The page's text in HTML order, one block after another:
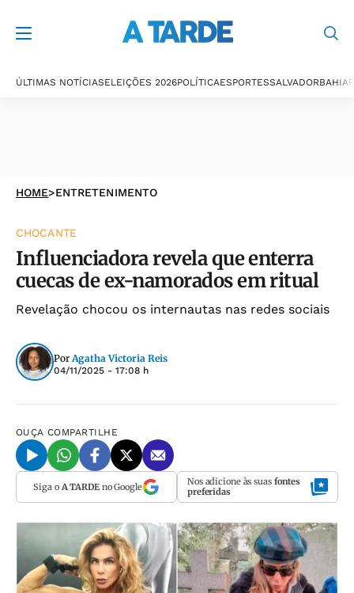
ÚLTIMAS NOTÍCIASELEIÇÕES 2026POLÍTICAESPORTESSALVADORBAHIA
HOME>ENTRETENIMENTO
CHOCANTE
Influenciadora revela que enterra
cuecas de ex-namorados em ritual
Revelação chocou os internautas nas redes sociais
Por Agatha Victoria Reis
04/11/2025 - 17:08 h
OUÇA COMPARTILHE
Siga o A TARDEno Google Nos adicione às suas fontes
preferidas